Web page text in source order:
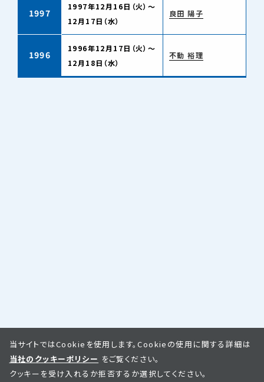
1997
1997年12月16日（火）～
12月17日（水）
良田 陽子
1996
1996年12月17日（火）～
12月18日（水）
不動 裕理
当サイトではCookieを使用します。Cookieの使用に関する詳細は
当社のクッキーポリシー をご覧ください。
クッキーを受け入れるか拒否するか選択してください。